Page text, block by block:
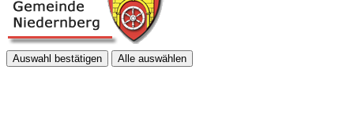
Auswahl bestätigen Alle auswählen